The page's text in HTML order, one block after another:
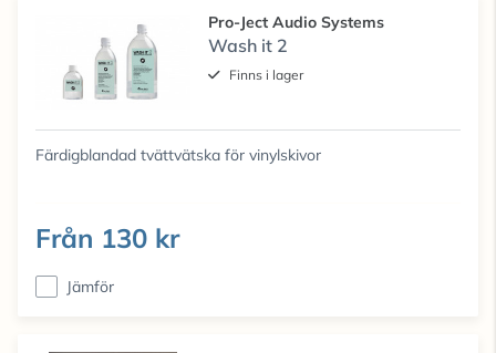
Pro-Ject Audio Systems
Wash it 2
Finns i lager
Färdigblandad tvättvätska för vinylskivor
Från 130 kr
Jämför